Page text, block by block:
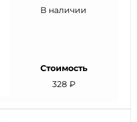
В наличии
Стоимость
328 ₽